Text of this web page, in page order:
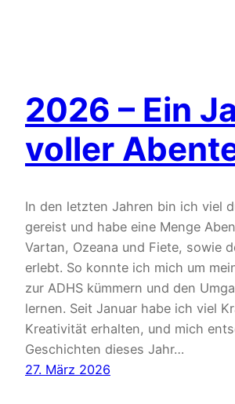
2026 – Ein
voller
In den letzten Jahren bin ich viel
gereist und habe eine Menge
Vartan, Ozeana und Fiete, sowie
erlebt. So konnte ich mich um
zur ADHS kümmern und den
lernen. Seit Januar habe ich viel
Kreativität erhalten, und mich
Geschichten dieses Jahr…
27. März 2026